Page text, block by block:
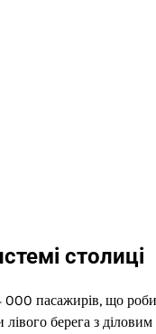
столиці
пасажирів, що
берега з